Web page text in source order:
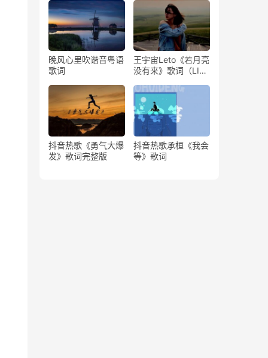
晚风心里吹谐音粤语
歌词
王宇宙Leto《若月亮
没有来》歌词（LIVE
抖音热歌《勇气大爆
发》歌词完整版
抖音热歌承桓《我会
等》歌词